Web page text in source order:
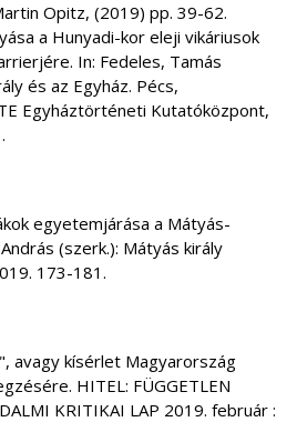
Opitz, (2019) pp. 39-62.
a Hunyadi-kor eleji vikáriusok
In: Fedeles, Tamás
és az Egyház. Pécs,
Egyháztörténeti Kutatóközpont,
egyetemjárása a Mátyás-
(szerk.): Mátyás király
173-181.
avagy kísérlet Magyarország
HITEL: FÜGGETLEN
KRITIKAI LAP 2019. február :